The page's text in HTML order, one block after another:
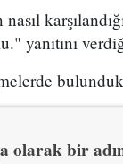
yanıtını
olarak bir